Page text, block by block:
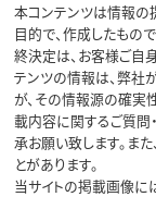
本コンテンツは情報の
目的で、作成したもの
終決定は、お客様ご自
テンツの情報は、弊社
が、その情報源の確実
載内容に関するご質問
承お願い致します。ま
とがあります。
当サイトの掲載画像に